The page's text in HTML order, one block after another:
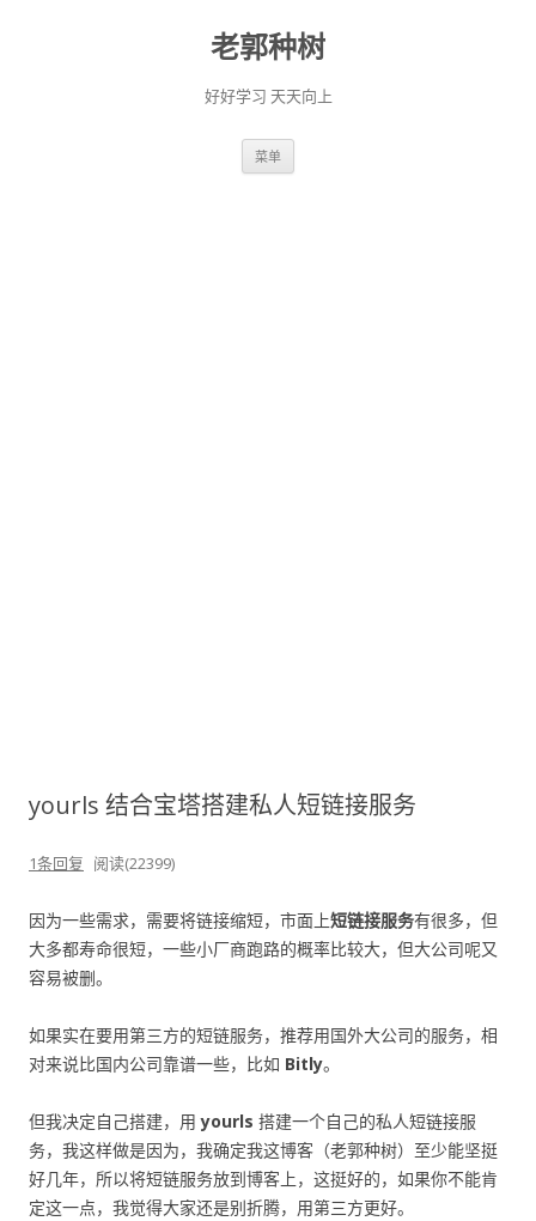
老郭种树
好好学习 天天向上
菜单
yourls 结合宝塔搭建私人短链接服务
1条回复 阅读(22399)
因为一些需求，需要将链接缩短，市面上短链接服务有很多，但
大多都寿命很短，一些小厂商跑路的概率比较大，但大公司呢又
容易被删。
如果实在要用第三方的短链服务，推荐用国外大公司的服务，相
对来说比国内公司靠谱一些，比如 Bitly。
但我决定自己搭建，用yourls 搭建一个自己的私人短链接服
务，我这样做是因为，我确定我这博客（老郭种树）至少能坚挺
好几年，所以将短链服务放到博客上，这挺好的，如果你不能肯
定这一点，我觉得大家还是别折腾，用第三方更好。